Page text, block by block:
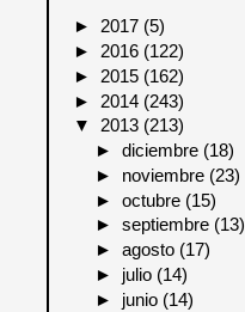
►2017 (5)
► 2016 (122)
► 2015 (162)
► 2014 (243)
▼ 2013 (213)
►diciembre (18)
► noviembre (23)
►octubre (15)
►septiembre (13)
►agosto (17)
► julio (14)
► junio (14)